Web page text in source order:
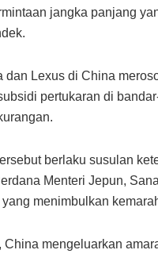
jangka panjang
dan Lexus di China
pertukaran di
berlaku susulan
Menteri Jepun,
menimbulkan
mengeluarkan